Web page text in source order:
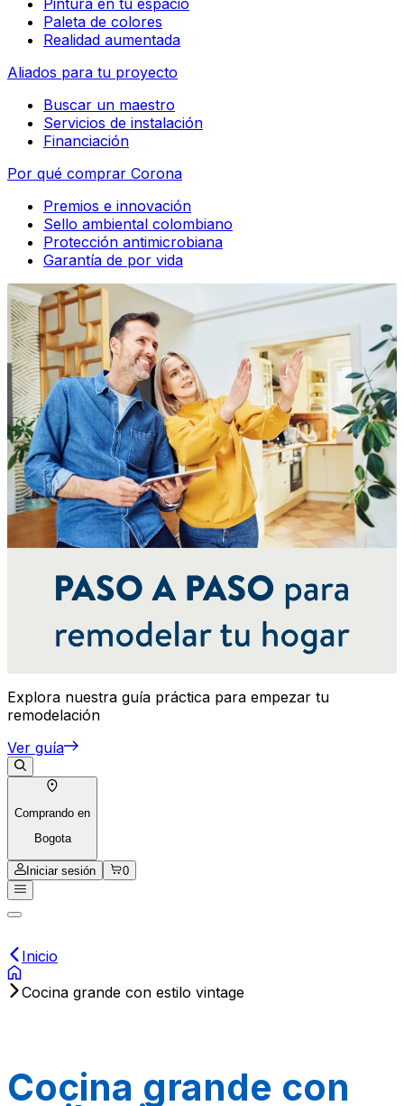
Pintura en tu espacio
Paleta de colores
Realidad aumentada
Aliados para tu proyecto
Buscar un maestro
Servicios de instalación
Financiación
Por qué comprar Corona
Premios e innovación
Sello ambiental colombiano
Protección antimicrobiana
Garantía de por vida
Explora nuestra guía práctica para empezar tu
remodelación
Ver guía
Comprando en
Bogota
Iniciar sesión 0
Inicio
Cocina grande con estilo vintage
Cocina grande con